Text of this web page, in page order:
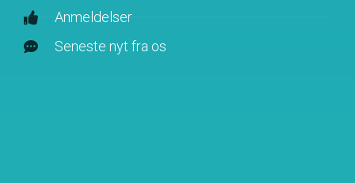
Anmeldelser
Seneste nyt fra os